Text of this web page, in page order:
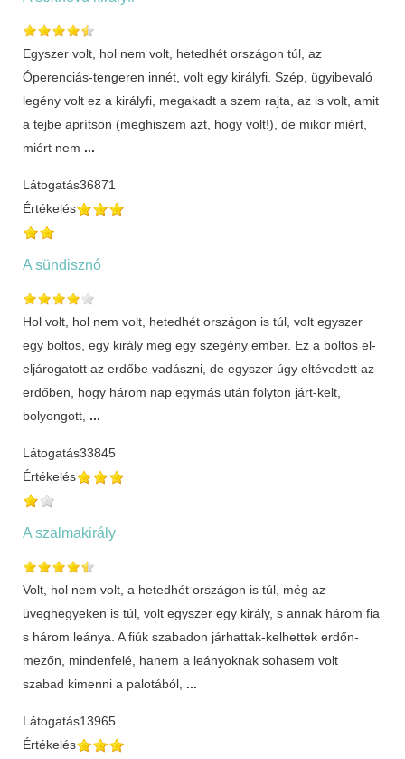
Egyszer volt, hol nem volt, hetedhét országon túl, az
Óperenciás-tengeren innét, volt egy királyfi. Szép, ügyibevaló
legény volt ez a királyfi, megakadt a szem rajta, az is volt, amit
a tejbe aprítson (meghiszem azt, hogy volt!), de mikor miért,
miért nem ...
Látogatás36871
Értékelés
A sündisznó
Hol volt, hol nem volt, hetedhét országon is túl, volt egyszer
egy boltos, egy király meg egy szegény ember. Ez a boltos el-
eljárogatott az erdőbe vadászni, de egyszer úgy eltévedett az
erdőben, hogy három nap egymás után folyton járt-kelt,
bolyongott, ...
Látogatás33845
Értékelés
A szalmakirály
Volt, hol nem volt, a hetedhét országon is túl, még az
üveghegyeken is túl, volt egyszer egy király, s annak három fia
s három leánya. A fiúk szabadon járhattak-kelhettek erdőn-
mezőn, mindenfelé, hanem a leányoknak sohasem volt
szabad kimenni a palotából, ...
Látogatás13965
Értékelés